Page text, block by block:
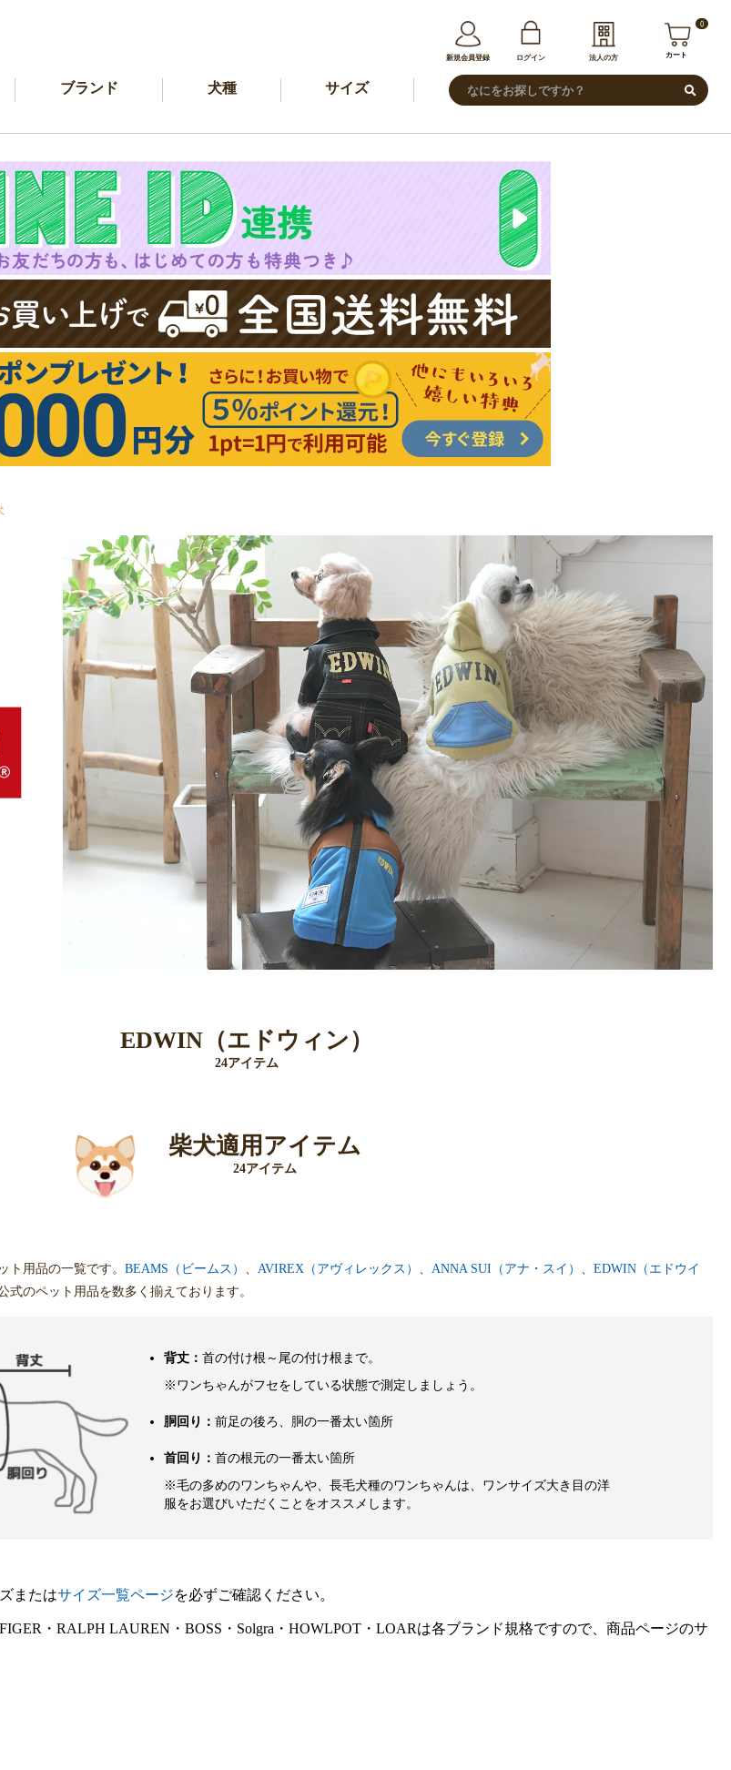
新規会員登録 ログイン 法人の方
0
カート
ブランド 犬種 サイズ
EDWIN（エドウィン）
24アイテム
柴犬適用アイテム
24アイテム
ト用品の一覧です。 BEAMS（ビームス） AVIREX（アヴィレックス） ANNA SUI（アナ・スイ）
EDWIN（エドウイ
のペット用品を数多く揃えております。
背丈： 首の付け根～尾の付け根まで。
※ワンちゃんがフセをしている状態で測定しましょう。
胴回り： 前足の後ろ、胴の一番太い箇所
首回り： 首の根元の一番太い箇所
※毛の多めのワンちゃんや、長毛犬種のワンちゃんは、ワンサイズ大き目の洋
服をお選びいただくことをオススメします。
またはサイズ一覧ページを必ずご確認ください。
・RALPH LAUREN・BOSS・Solgra・HOWLPOT・LOARは各ブランド規格ですので、商品ページのサ